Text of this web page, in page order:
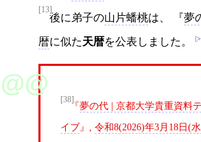
[13]
後に弟子の山片蟠桃は、 夢
暦に似た天暦を公表しました。
[38]
夢の代 | 京都大学貴重資料
イブ
令和8(2026)年3月18日(